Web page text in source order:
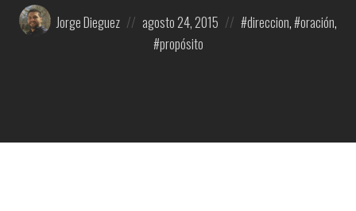
Posted
by:
Jorge Dieguez
on
agosto 24, 2015
in:direccion, oración,
propósito